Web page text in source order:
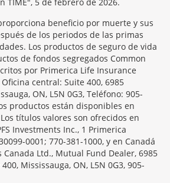
beneficio por muerte y sus
de los periodos de las primas
Los productos de seguro de vida
de fondos segregados Common
por Primerica Life Insurance
central: Suite 400, 6985
ON, L5N 0G3, Teléfono: 905-
productos están disponibles en
títulos valores son ofrecidos en
Investments Inc., 1 Primerica
0001; 770-381-1000, y en Canadá
Canada Ltd., Mutual Fund Dealer, 6985
Mississauga, ON, L5N 0G3, 905-